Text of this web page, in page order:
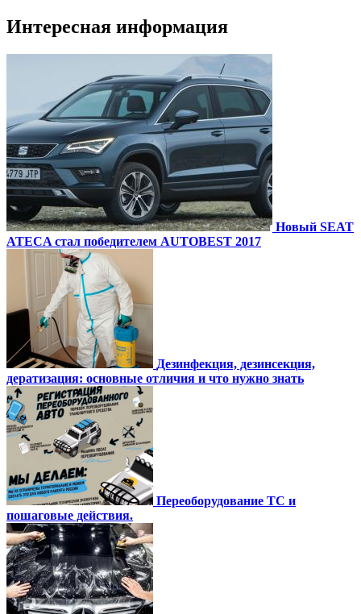
Интересная информация
Новый SEAT
ATECA стал победителем AUTOBEST 2017
Дезинфекция, дезинсекция,
дератизация: основные отличия и что нужно знать
Переоборудование ТС и
пошаговые действия.